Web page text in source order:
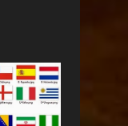
9
7